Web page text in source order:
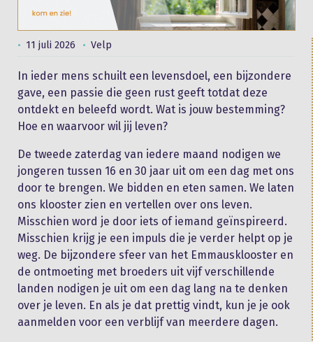
11 juli 2026 Velp
In ieder mens schuilt een levensdoel, een bijzondere
gave, een passie die geen rust geeft totdat deze
ontdekt en beleefd wordt. Wat is jouw bestemming?
Hoe en waarvoor wil jij leven?
De tweede zaterdag van iedere maand nodigen we
jongeren tussen 16 en 30 jaar uit om een dag met ons
door te brengen. We bidden en eten samen. We laten
ons klooster zien en vertellen over ons leven.
Misschien word je door iets of iemand geïnspireerd.
Misschien krijg je een impuls die je verder helpt op je
weg. De bijzondere sfeer van het Emmausklooster en
de ontmoeting met broeders uit vijf verschillende
landen nodigen je uit om een dag lang na te denken
over je leven. En als je dat prettig vindt, kun je je ook
aanmelden voor een verblijf van meerdere dagen.